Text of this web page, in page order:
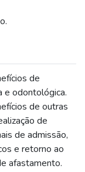
de
e odontológica.
de outras
de
de admissão,
e retorno ao
afastamento.